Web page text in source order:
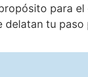
para
tu paso